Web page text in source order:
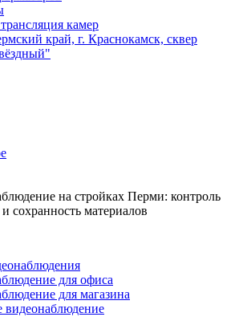
камер
край, г. Краснокамск, сквер
на стройках Перми: контроль
сохранность материалов
для офиса
для магазина
видеонаблюдение